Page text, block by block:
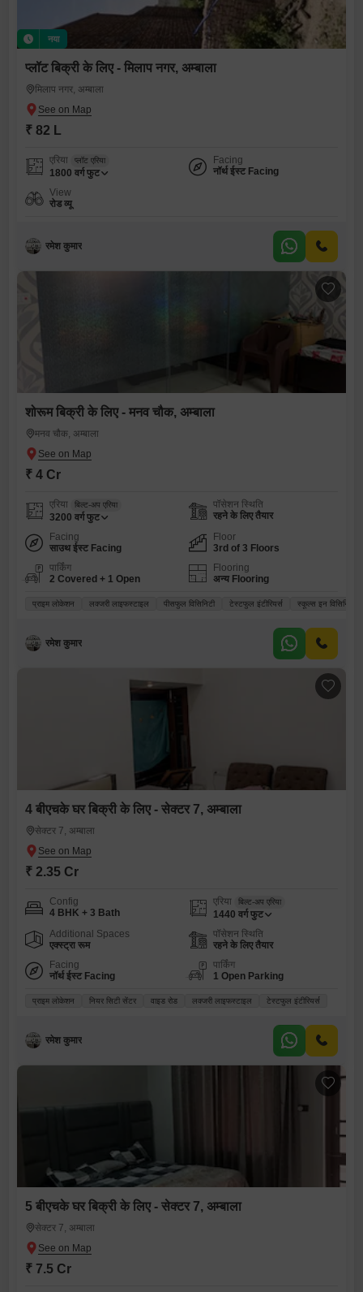
नया
प्लॉट बिक्री के लिए - मिलाप नगर, अम्बाला
मिलाप नगर, अम्बाला
₹ 82 L
एरिया प्लॉट एरिया
1800 वर्ग फुट
Facing
नॉर्थ ईस्ट Facing
View
रोड व्यू
रमेश कुमार
शोरूम बिक्री के लिए - मनव चौक, अम्बाला
मनव चौक, अम्बाला
₹ 4 Cr
एरिया बिल्ट-अप एरिया
3200 वर्ग फुट
पॉसेशन स्थिति
रहने के लिए तैयार
Facing
साउथ ईस्ट Facing
Floor
3rd of 3 Floors
पार्किंग
2 Covered + 1 Open
Flooring
अन्य Flooring
प्राइम लोकेशन लक्जरी लाइफस्टाइल पीसफुल विसिनिटी टेस्टफुल इंटीरियर्स स्कूल्स इन विसिनिटी
रमेश कुमार
4 बीएचके घर बिक्री के लिए - सेक्टर 7, अम्बाला
सेक्टर 7, अम्बाला
₹ 2.35 Cr
Config
4 BHK + 3 Bath
एरिया बिल्ट-अप एरिया
1440 वर्ग फुट
Additional Spaces
एक्स्ट्रा रूम
पॉसेशन स्थिति
रहने के लिए तैयार
Facing
नॉर्थ ईस्ट Facing
पार्किंग
1 Open Parking
प्राइम लोकेशन नियर सिटी सेंटर वाइड रोड लक्जरी लाइफस्टाइल टेस्टफुल इंटीरियर्स
रमेश कुमार
5 बीएचके घर बिक्री के लिए - सेक्टर 7, अम्बाला
सेक्टर 7, अम्बाला
₹ 7.5 Cr